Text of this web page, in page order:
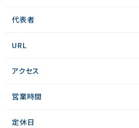
代表者
URL
アクセス
営業時間
定休日